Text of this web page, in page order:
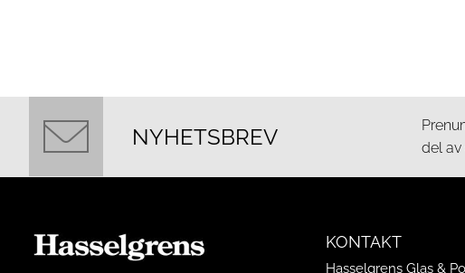
NYHETSBREV
del av
KONTAKT
Hasselgrens Glas &